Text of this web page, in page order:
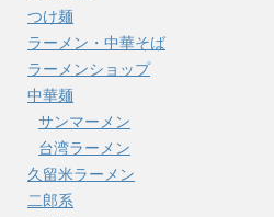
つけ麺
ラーメン・中華そば
ラーメンショップ
中華麺
サンマーメン
台湾ラーメン
久留米ラーメン
二郎系